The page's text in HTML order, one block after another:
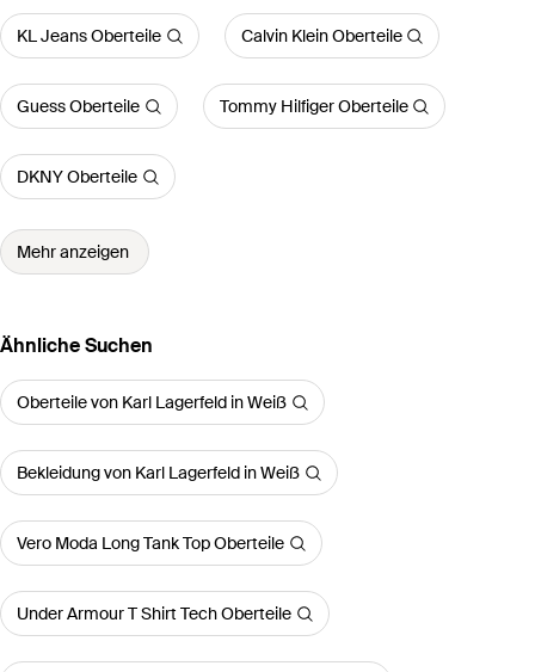
KL Jeans Oberteile Calvin Klein Oberteile
Guess Oberteile Tommy Hilfiger Oberteile
DKNY Oberteile
Mehr anzeigen
Ähnliche Suchen
Oberteile von Karl Lagerfeld in Weiß
Bekleidung von Karl Lagerfeld in Weiß
Vero Moda Long Tank Top Oberteile
Under Armour T Shirt Tech Oberteile